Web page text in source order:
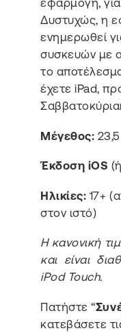
εφαρμογή,
Δυστυχώς, η
ενημερωθεί
συσκευών με
το
έχετε iPad,
Μέγεθος:
Έκδοση iOS
Ηλικίες: 17+
στον ιστό)
Η κανονική
και είναι
iPod Touch.
Πατήστε “
κατεβάσετε